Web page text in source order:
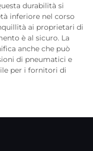
durabilità si
inferiore nel corso
ai proprietari di
è al sicuro. La
anche che può
di pneumatici e
per i fornitori di